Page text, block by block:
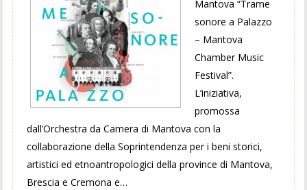
Mantova “Trame
sonore a Palazzo
– Mantova
Chamber Music
Festival”.
L’iniziativa,
promossa
dall’Orchestra da Camera di Mantova con la
collaborazione della Soprintendenza per i beni storici,
artistici ed etnoantropologici della province di Mantova,
Brescia e Cremona e…